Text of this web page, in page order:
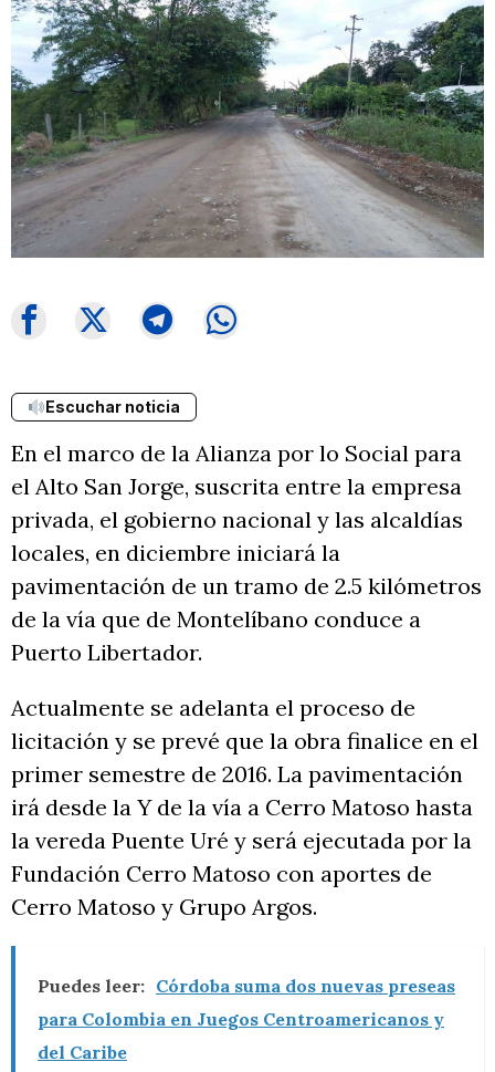
Escuchar noticia
En el marco de la Alianza por lo Social para
el Alto San Jorge, suscrita entre la empresa
privada, el gobierno nacional y las alcaldías
locales, en diciembre iniciará la
pavimentación de un tramo de 2.5 kilómetros
de la vía que de Montelíbano conduce a
Puerto Libertador.
Actualmente se adelanta el proceso de
licitación y se prevé que la obra finalice en el
primer semestre de 2016. La pavimentación
irá desde la Y de la vía a Cerro Matoso hasta
la vereda Puente Uré y será ejecutada por la
Fundación Cerro Matoso con aportes de
Cerro Matoso y Grupo Argos.
Puedes leer: Córdoba suma dos nuevas preseas
para Colombia en Juegos Centroamericanos y
del Caribe